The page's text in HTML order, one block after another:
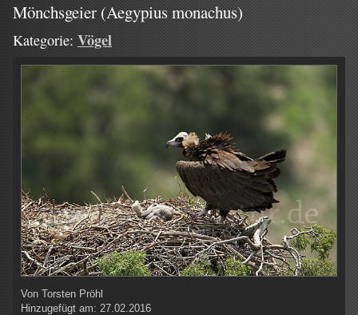
Mönchsgeier (Aegypius monachus)
Kategorie: Vögel
Von Torsten Pröhl
Hinzugefügt am: 27.02.2016